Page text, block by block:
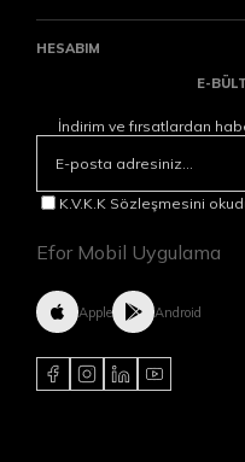
HESABIM
E-
İndirim ve fırsatlardan
K.V.K.K Sözleşmesini
Efor Mobil Uygulama
Apple Android